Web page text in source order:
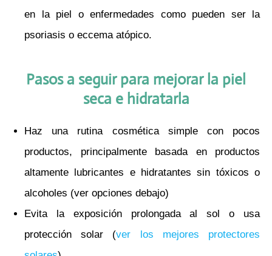
en la piel o enfermedades como pueden ser la
psoriasis o eccema atópico.
Pasos a seguir para mejorar la piel
seca e hidratarla
Haz una rutina cosmética simple con pocos
productos, principalmente basada en productos
altamente lubricantes e hidratantes sin tóxicos o
alcoholes (ver opciones debajo)
Evita la exposición prolongada al sol o usa
protección solar (ver los mejores protectores